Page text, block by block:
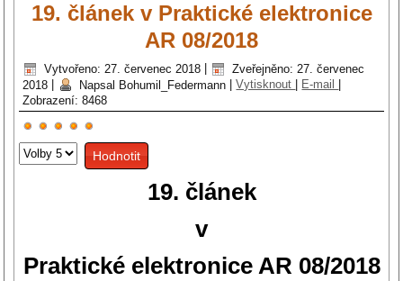
19. článek v Praktické elektronice
AR 08/2018
Vytvořeno: 27. červenec 2018
Zveřejněno: 27. červenec
2018
Napsal Bohumil_Federmann |Vytisknout E-mail
Zobrazení: 8468
uživatelů:
/5
Hodnoťte
prosím
19. článek
v
Praktické elektronice AR 08/2018